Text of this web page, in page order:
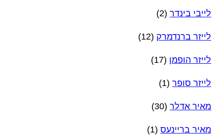
לייבי בינדר (2)
לייזר ברנדמרק (12)
לייזר הופמן (17)
לייזר סופר (1)
מאיר אדלר (30)
מאיר בריינעס (1)